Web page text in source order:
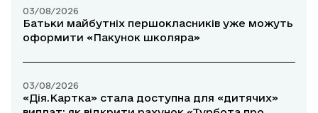
03/08/2026
Батьки майбутніх першокласників уже можуть
оформити «Пакунок школяра»
03/08/2026
«Дія.Картка» стала доступна для «дитячих»